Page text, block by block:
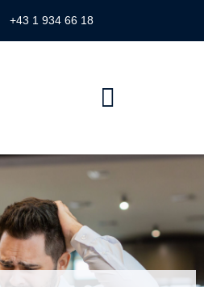
+43 1 934 66 18